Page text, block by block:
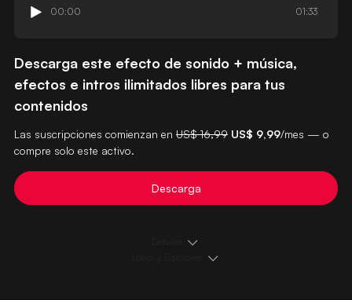
00:00 01:33
Descarga este efecto de sonido + música,
efectos e intros ilimitados libres para tus
contenidos
Las suscripciones comienzan en US$ 16,99 US$ 9,99/mes — o
compre solo este activo.
Descarga